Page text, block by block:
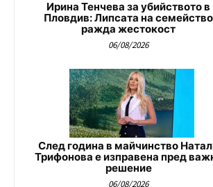
Ирина Тенчева за убийството в
Пловдив: Липсата на семейство
ражда жестокост
06/08/2026
След година в майчинство
Трифонова е изправена пред
решение
06/08/2026